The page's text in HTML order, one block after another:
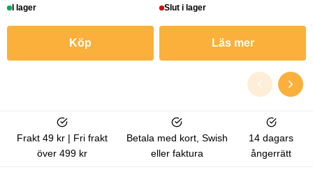
I lager
Köp
Slut i lager
Läs mer
Frakt 49 kr | Fri frakt
över 499 kr
Betala med kort, Swish
eller faktura
14 dagars
ångerrätt